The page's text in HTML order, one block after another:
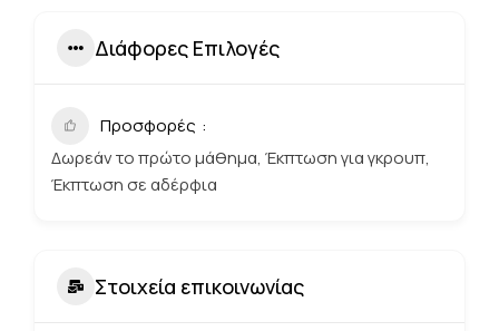
Διάφορες Επιλογές
Προσφορές
Δωρεάν το πρώτο μάθημα, Έκπτωση για γκρουπ,
Έκπτωση σε αδέρφια
Στοιχεία επικοινωνίας